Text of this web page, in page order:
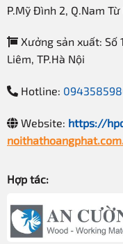
P.Mỹ Đình 2, Q.Nam
Xưởng sản xuất: Số
Liêm, TP.Hà Nội
Hotline:
Website: https://
Hợp tác: